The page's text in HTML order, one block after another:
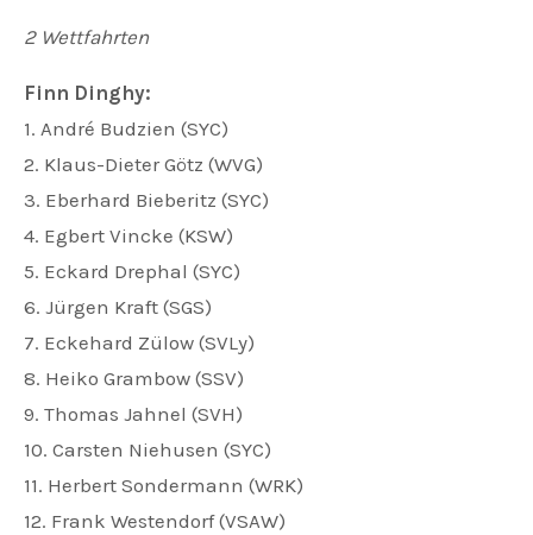
2 Wettfahrten
Finn Dinghy:
1. André Budzien (SYC)
2. Klaus-Dieter Götz (WVG)
3. Eberhard Bieberitz (SYC)
4. Egbert Vincke (KSW)
5. Eckard Drephal (SYC)
6. Jürgen Kraft (SGS)
7. Eckehard Zülow (SVLy)
8. Heiko Grambow (SSV)
9. Thomas Jahnel (SVH)
10. Carsten Niehusen (SYC)
11. Herbert Sondermann (WRK)
12. Frank Westendorf (VSAW)